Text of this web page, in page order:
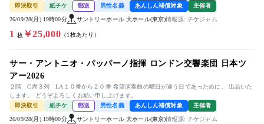
即決取引
紙チケ 郵送 男性名義 あんしん補償対象 主催者
26/09/28(月) 19時00分 サントリーホール 大ホール(東京)情報源: チケジャム
1 枚￥25,000 （1枚あたり）
サー・アントニオ・パッパーノ指揮 ロンドン交響楽団 日本ツ
アー2026
２階 C席３列 LA１０番から２０番 希望演奏曲の曜日が違う日であっために、 出品いた
します。 どうぞよろしくお願い申し上げます。
即決取引
紙チケ 郵送 男性名義 あんしん補償対象 主催者
26/09/28(月) 19時00分 サントリーホール 大ホール(東京)情報源: チケジャム